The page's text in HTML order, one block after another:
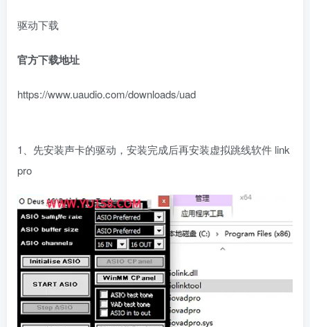
驱动下载
官方下载地址
https://www.uaudio.com/downloads/uad
1、先安装声卡的驱动，安装完成后再安装虚拟跳线软件 link
pro